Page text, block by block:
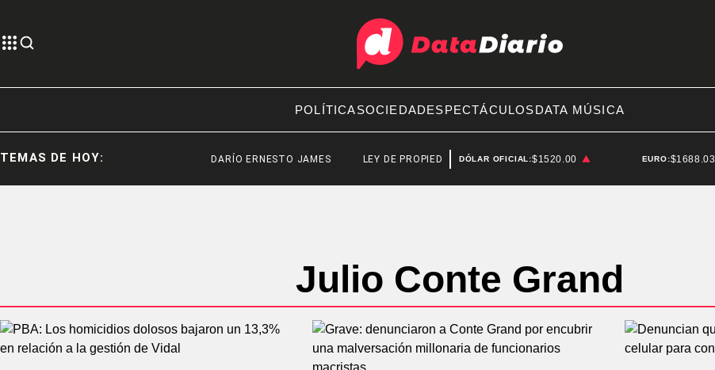
POLÍTICASOCIEDADESPECTÁCULOSDATA MÚSICA
TEMAS DE HOY: DARÍO ERNESTO JAMES LEY DE PROPIEDAD PRIVADA BRENDAN FRASER
DÓLAR OFICIAL:$1520.00 EURO:$1688.03
Julio Conte Grand